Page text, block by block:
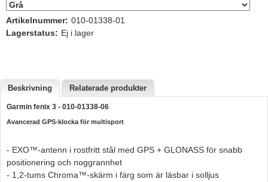
Humminbird
Simrad
Hummertina
Varta - Batterier
CTEK - Batteriladdare
Webasto - Dieselvärmare
Artikelnummer: 010-01338-01
Lagerstatus: Ej i lager
Beskrivning Relaterade produkter
Garmin fenix 3 - 010-01338-06
Avancerad GPS-klocka för multisport
- EXO™-antenn i rostfritt stål med GPS + GLONASS för snabb
positionering och noggrannhet
- 1,2-tums Chroma™-skärm i färg som är läsbar i solljus